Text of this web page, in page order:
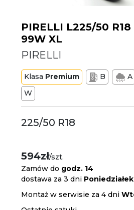
PIRELLI L225/50 R18
99W XL
PIRELLI
Klasa Premium B A
W
225/50 R18
594zł/szt.
Zamów do godz. 14
dostawa za 3 dni Poniedziałek
Montaż w serwisie za 4 dni